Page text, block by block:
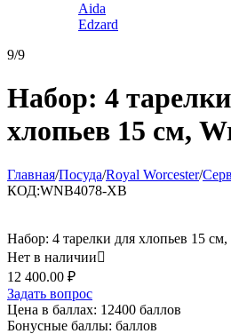
Aida
Edzard
9/9
Набор: 4
хлопьев 15 см,
Главная/Посуда/Royal Worcester/
КОД:WNB4078-XB
Набор: 4 тарелки для хлопьев 15 см,
Нет в наличии
12 400.00 ₽
Задать вопрос
Цена в баллах: 12400 баллов
Бонусные баллы: баллов